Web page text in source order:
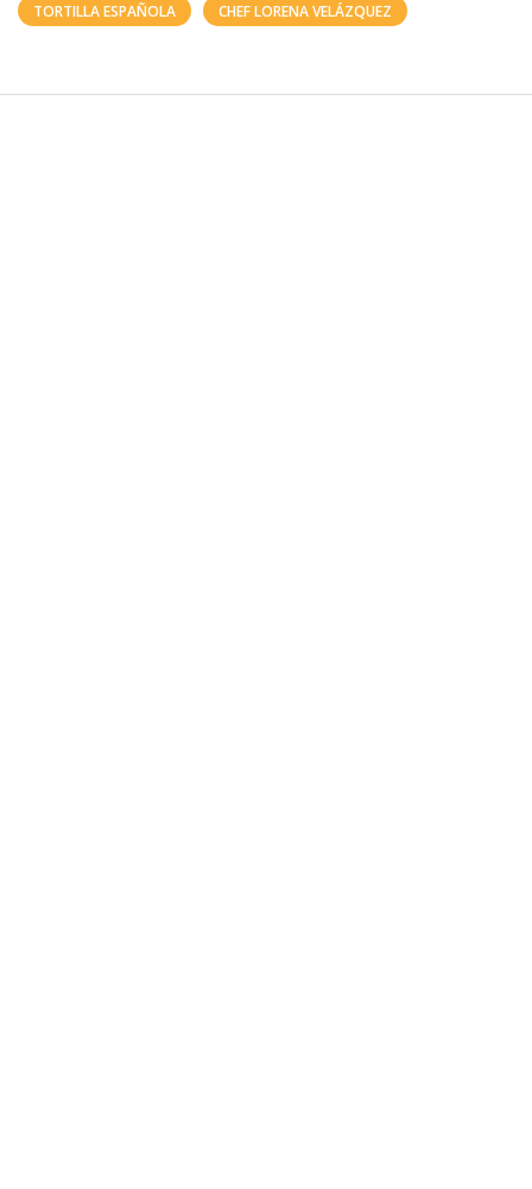
TORTILLA ESPAÑOLA CHEF LORENA VELÁZQUEZ